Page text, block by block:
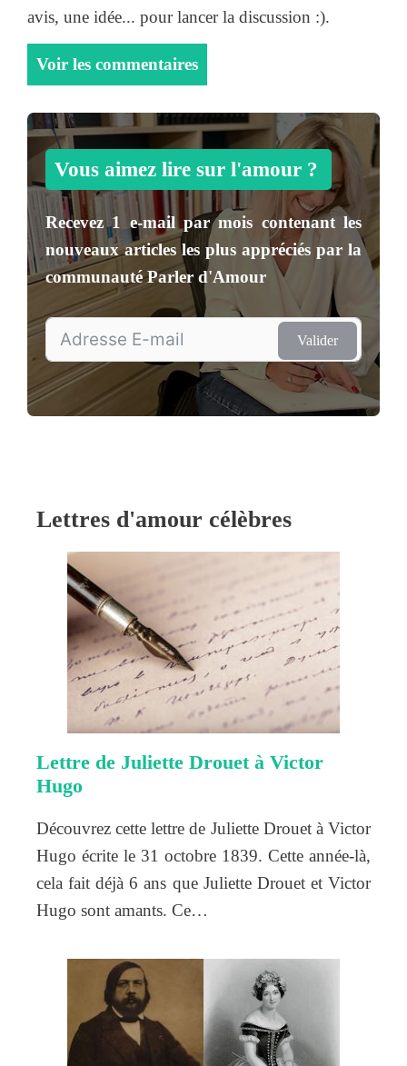
avis, une idée... pour lancer la discussion :).
Voir les commentaires
Vous aimez lire sur l'amour ?
Recevez1 e-mail par mois contenant les
nouveaux articles les plus appréciés par la
communautéParler d'Amour
Valider
Lettres d'amour célèbres
Lettre de Juliette Drouet à Victor
Hugo
Découvrez cette lettre de Juliette Drouet à Victor
Hugo écrite le 31 octobre 1839. Cette année-là,
cela fait déjà 6 ans que Juliette Drouet et Victor
Hugo sont amants. Ce…